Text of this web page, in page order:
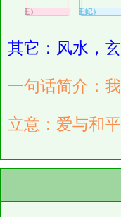
景王） 曲素（景王妃）
其它：风水，玄
一句话简介：
立意：爱与和平